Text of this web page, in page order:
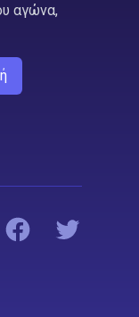
αγώνα,
FacebookTwitter